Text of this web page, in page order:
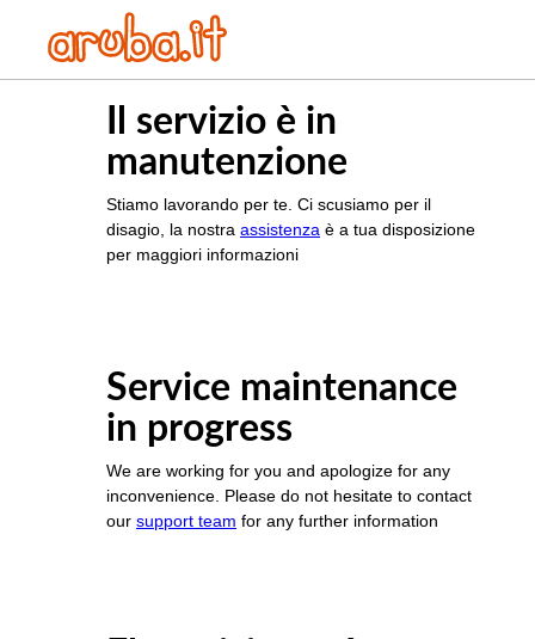
Il servizio è in
manutenzione
Stiamo lavorando per te. Ci scusiamo per il
disagio, la nostra assistenza è a tua disposizione
per maggiori informazioni
Service maintenance
in progress
We are working for you and apologize for any
inconvenience. Please do not hesitate to contact
our support team for any further information